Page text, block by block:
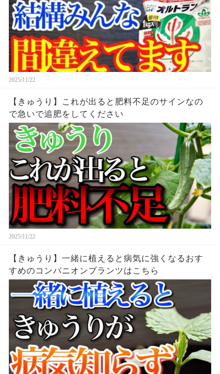
2025/11/22
【きゅうり】これが出ると肥料不足のサインなの
で急いで追肥をしてください
2025/11/22
【きゅうり】一緒に植えると病気に強くなるおす
すめのコンパニオンプランツはこちら